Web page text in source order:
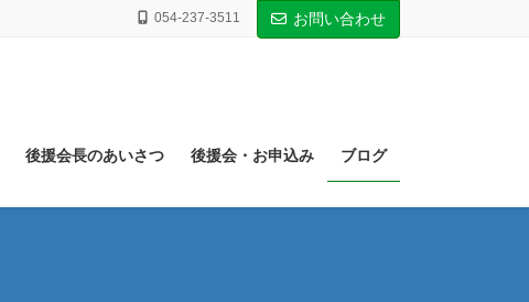
054-237-3511 お問い合わせ
後援会長のあいさつ 後援会・お申込み ブログ